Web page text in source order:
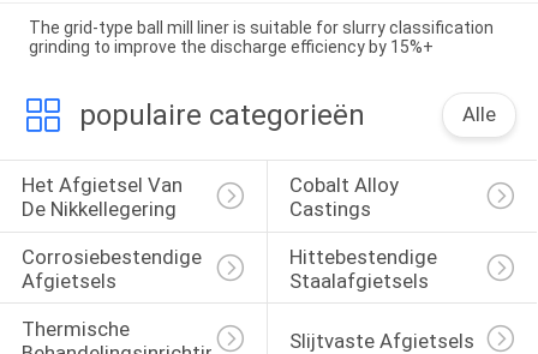
The grid-type ball mill liner is suitable for slurry classification
grinding to improve the discharge efficiency by 15%+
populaire categorieën Alle
Het Afgietsel Van
De Nikkellegering
Cobalt Alloy
Castings
Corrosiebestendige
Afgietsels
Hittebestendige
Staalafgietsels
Thermische
Slijtvaste Afgietsels